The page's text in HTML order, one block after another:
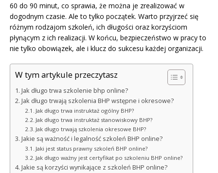
60 do 90 minut, co sprawia, że można je zrealizować w
dogodnym czasie. Ale to tylko początek. Warto przyjrzeć się
różnym rodzajom szkoleń, ich długości oraz korzyściom
płynącym z ich realizacji. W końcu, bezpieczeństwo w pracy to
nie tylko obowiązek, ale i klucz do sukcesu każdej organizacji.
W tym artykule przeczytasz
Jak długo trwa szkolenie bhp online?
Jak długo trwają szkolenia BHP wstępne i okresowe?
Jak długo trwa instruktaż ogólny BHP?
Jak długo trwa instruktaż stanowiskowy BHP?
Jak długo trwają szkolenia okresowe BHP?
Jakie są ważność i legalność szkoleń BHP online?
Jaki jest status prawny szkoleń BHP online?
Jak długo ważny jest certyfikat po szkoleniu BHP online?
Jakie są korzyści wynikające z szkoleń BHP online?